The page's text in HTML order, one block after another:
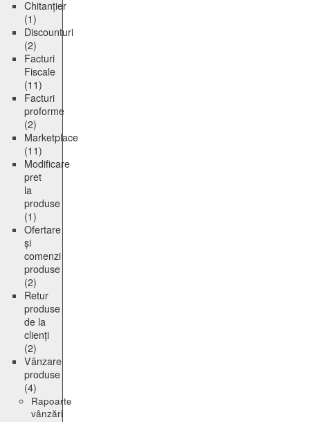
Chitanțier
(1)
Discounturi
(2)
Facturi
Fiscale
(11)
Facturi
proforme
(2)
Marketplace
(11)
Modificare
pret
la
produse
(1)
Ofertare
și
comenzi
produse
(2)
Retur
produse
de la
clienți
(2)
Vânzare
produse
(4)
Rapoarte
vânzări